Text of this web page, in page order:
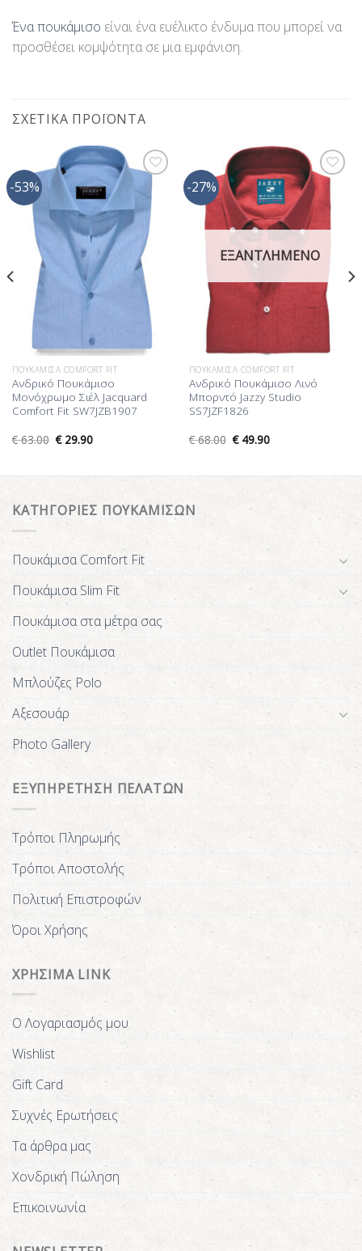
Ένα πουκάμισο είναι ένα ευέλικτο ένδυμα που μπορεί να
προσθέσει κομψότητα σε μια εμφάνιση.
ΣΧΕΤΙΚΆ ΠΡΟΪΌΝΤΑ
-53%
στη Λίστα
Επιθυμίας
ΠΟΥΚΆΜΙΣΑ COMFORT FIT
Ανδρικό Πουκάμισο
Μονόχρωμο Σιέλ Jacquard
Comfort Fit SW7JZB1907
€63.00 €29.90
-27%
Προσθήκη
στη Λίστα
Επιθυμίας
ΕΞΑΝΤΛΗΜΈΝΟ
ΠΟΥΚΆΜΙΣΑ COMFORT FIT
Ανδρικό Πουκάμισο Λινό
Μπορντό Jazzy Studio
SS7JZF1826
€68.00 €49.90
ΚΑΤΗΓΟΡΙΕΣ ΠΟΥΚΑΜΙΣΩΝ
Πουκάμισα Comfort Fit
Πουκάμισα Slim Fit
Πουκάμισα στα μέτρα σας
Outlet Πουκάμισα
Μπλούζες Polo
Αξεσουάρ
Photo Gallery
ΕΞΥΠΗΡΕΤΗΣΗ ΠΕΛΑΤΩΝ
Τρόποι Πληρωμής
Τρόποι Αποστολής
Πολιτική Επιστροφών
Όροι Χρήσης
ΧΡΗΣΙΜΑ LINK
Ο Λογαριασμός μου
Wishlist
Gift Card
Συχνές Ερωτήσεις
Τα άρθρα μας
Χονδρική Πώληση
Επικοινωνία